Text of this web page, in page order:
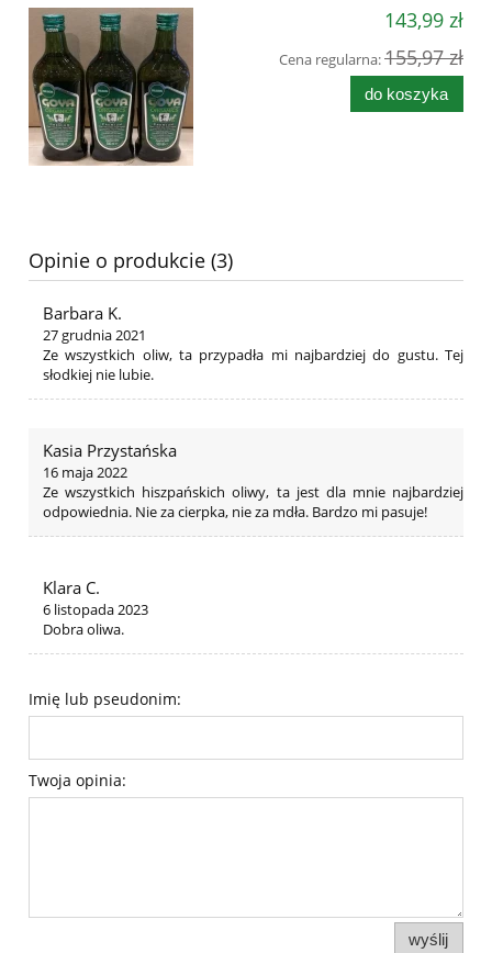
143,99 zł
Cena regularna:155,97 zł
do koszyka
Opinie o produkcie (3)
Barbara K.
27 grudnia 2021
Ze wszystkich oliw, ta przypadła mi najbardziej do gustu. Tej
słodkiej nie lubie.
Kasia Przystańska
16 maja 2022
Ze wszystkich hiszpańskich oliwy, ta jest dla mnie najbardziej
odpowiednia. Nie za cierpka, nie za mdła. Bardzo mi pasuje!
Klara C.
6 listopada 2023
Dobra oliwa.
Imię lub pseudonim:
Twoja opinia:
wyślij